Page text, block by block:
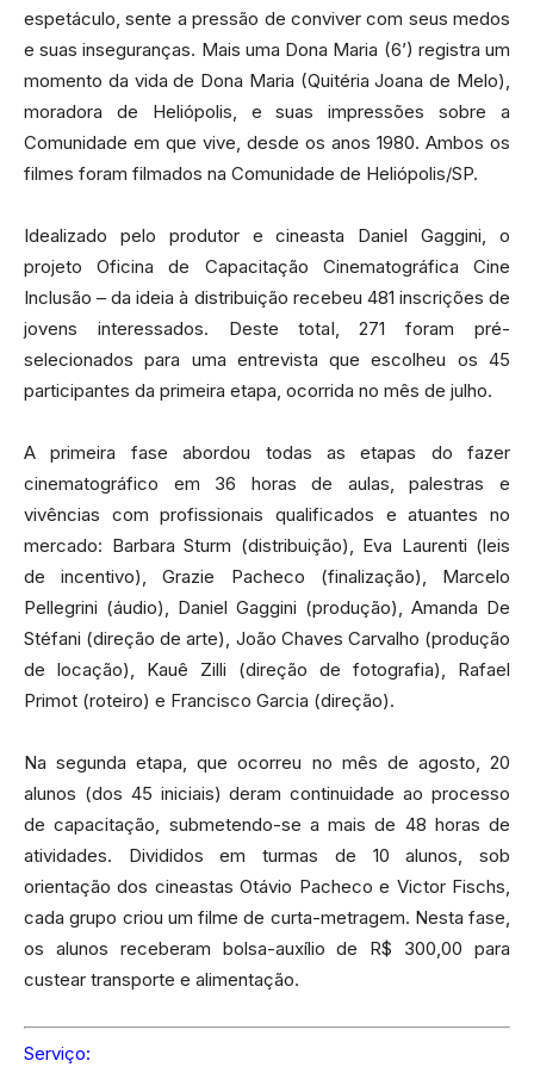
espetáculo, sente a pressão de conviver com seus medos
e suas inseguranças. Mais uma Dona Maria (6’) registra um
momento da vida de Dona Maria (Quitéria Joana de Melo),
moradora de Heliópolis, e suas impressões sobre a
Comunidade em que vive, desde os anos 1980. Ambos os
filmes foram filmados na Comunidade de Heliópolis/SP.
Idealizado pelo produtor e cineasta Daniel Gaggini, o
projeto Oficina de Capacitação Cinematográfica Cine
Inclusão – da ideia à distribuição recebeu 481 inscrições de
jovens interessados. Deste total, 271 foram pré-
selecionados para uma entrevista que escolheu os 45
participantes da primeira etapa, ocorrida no mês de julho.
A primeira fase abordou todas as etapas do fazer
cinematográfico em 36 horas de aulas, palestras e
vivências com profissionais qualificados e atuantes no
mercado: Barbara Sturm (distribuição), Eva Laurenti (leis
de incentivo), Grazie Pacheco (finalização), Marcelo
Pellegrini (áudio), Daniel Gaggini (produção), Amanda De
Stéfani (direção de arte), João Chaves Carvalho (produção
de locação), Kauê Zilli (direção de fotografia), Rafael
Primot (roteiro) e Francisco Garcia (direção).
Na segunda etapa, que ocorreu no mês de agosto, 20
alunos (dos 45 iniciais) deram continuidade ao processo
de capacitação, submetendo-se a mais de 48 horas de
atividades. Divididos em turmas de 10 alunos, sob
orientação dos cineastas Otávio Pacheco e Victor Fischs,
cada grupo criou um filme de curta-metragem. Nesta fase,
os alunos receberam bolsa-auxílio de R$ 300,00 para
custear transporte e alimentação.
Serviço: